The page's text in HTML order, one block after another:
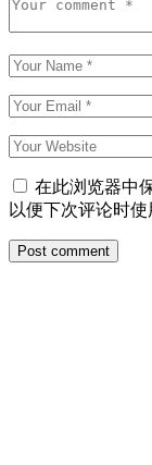
在此浏览器中
以便下次评论时使